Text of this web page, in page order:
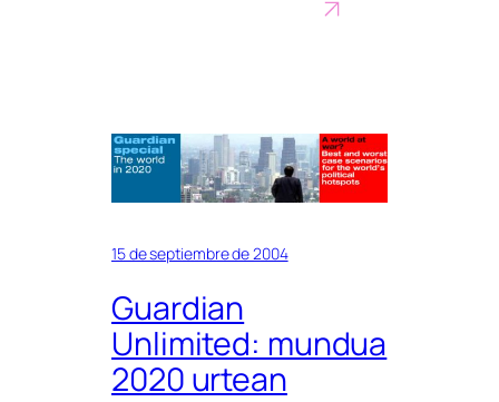
15 de septiembre de 2004
Guardian
Unlimited: mundua
2020 urtean